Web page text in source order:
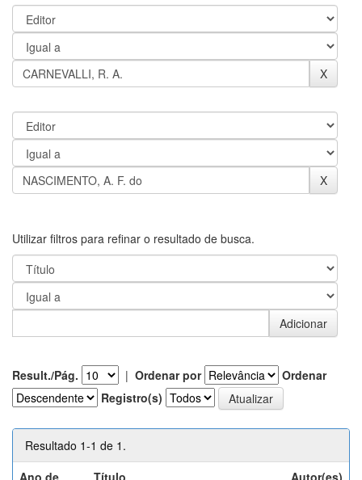
Utilizar filtros para refinar o resultado de busca.
Result./Pág. | Ordenar por
Ordenar
Registro(s)
Resultado 1-1 de 1.
Ano de
Título Autor(es)